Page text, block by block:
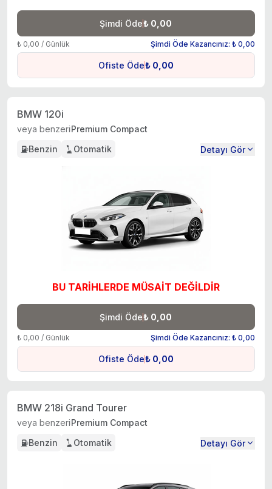
Şimdi Öde₺ 0,00
₺ 0,00 / Günlük Şimdi Öde Kazancınız: ₺ 0,00
Ofiste Öde₺ 0,00
BMW 120i
veya benzeriPremium Compact
Benzin
Otomatik Detayı Gör
BU TARİHLERDE MÜSAİT DEĞİLDİR
Şimdi Öde₺ 0,00
₺ 0,00 / Günlük Şimdi Öde Kazancınız: ₺ 0,00
Ofiste Öde₺ 0,00
BMW 218i Grand Tourer
veya benzeriPremium Compact
Benzin
Otomatik Detayı Gör